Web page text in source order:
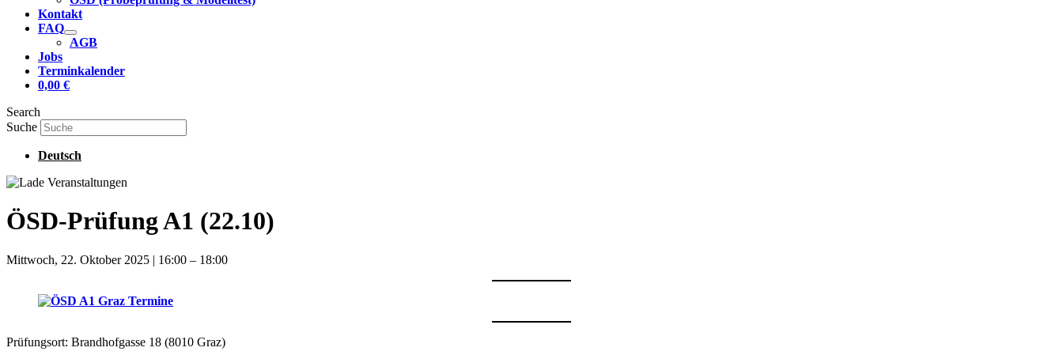
Kontakt
FAQ
AGB
Jobs
Terminkalender
0,00 €
Search
Suche
Deutsch
ÖSD-Prüfung A1 (22.10)
Mittwoch, 22. Oktober 2025 | 16:00 – 18:00
Prüfungsort: Brandhofgasse 18 (8010 Graz)